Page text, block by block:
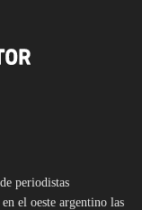
periodistas
el oeste argentino las